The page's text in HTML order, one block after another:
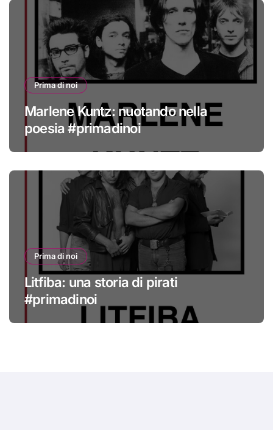
Prima di noi
Marlene Kuntz: nuotando nella
poesia #primadinoi
Prima di noi
Litfiba: una storia di pirati
#primadinoi